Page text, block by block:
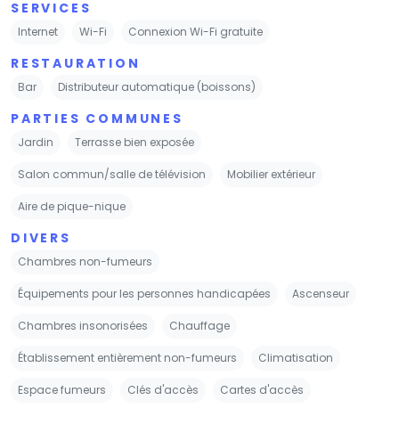
SERVICES
Internet Wi-Fi Connexion Wi-Fi gratuite
RESTAURATION
Bar Distributeur automatique (boissons)
PARTIES COMMUNES
Jardin Terrasse bien exposée
Salon commun/salle de télévision Mobilier extérieur
Aire de pique-nique
DIVERS
Chambres non-fumeurs
Équipements pour les personnes handicapées Ascenseur
Chambres insonorisées Chauffage
Établissement entièrement non-fumeurs Climatisation
Espace fumeurs Clés d'accès Cartes d'accès